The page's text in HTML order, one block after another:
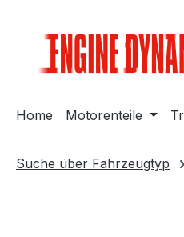
Home Motorenteile
Suche über Fahrzeugtyp